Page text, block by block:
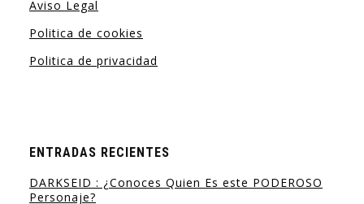
Aviso Legal
Politica de cookies
Politica de privacidad
ENTRADAS RECIENTES
DARKSEID : ¿Conoces Quien Es este PODEROSO
Personaje?